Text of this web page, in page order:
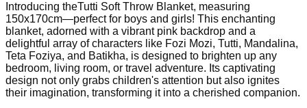
Introducing theTutti Soft Throw Blanket, measuring
150x170cm—perfect for boys and girls! This enchanting
blanket, adorned with a vibrant pink backdrop and a
delightful array of characters like Fozi Mozi, Tutti, Mandalina,
Teta Foziya, and Batikha, is designed to brighten up any
bedroom, living room, or travel adventure. Its captivating
design not only grabs children's attention but also ignites
their imagination, transforming it into a cherished companion.